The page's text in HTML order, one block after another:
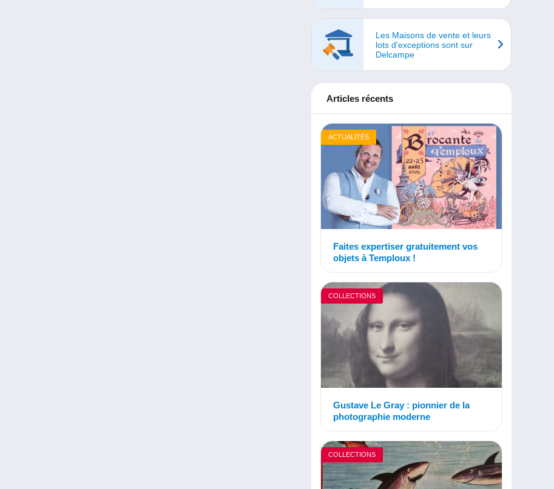
Les Maisons de vente et leurs
lots d'exceptions sont sur
Delcampe
Articles récents
ACTUALITÉS
Faites expertiser gratuitement vos
objets à Temploux !
COLLECTIONS
Gustave Le Gray : pionnier de la
photographie moderne
COLLECTIONS